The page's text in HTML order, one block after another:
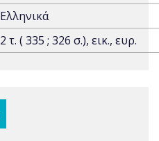
Ελληνικά
2 τ. ( 335 ; 326 σ.), εικ., ευρ.